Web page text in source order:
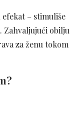
– stimuliše
Zahvaljujući obilju
za ženu tokom